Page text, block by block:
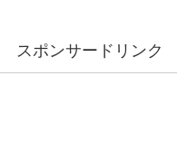
スポンサードリンク